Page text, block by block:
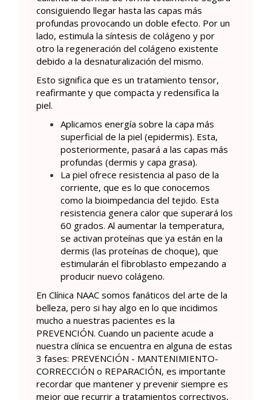
consiguiendo llegar hasta las capas más
profundas provocando un doble efecto. Por un
lado, estimula la síntesis de colágeno y por
otro la regeneración del colágeno existente
debido a la desnaturalización del mismo.
Esto significa que es un tratamiento tensor,
reafirmante y que compacta y redensifica la
piel.
Aplicamos energía sobre la capa más
superficial de la piel (epidermis). Esta,
posteriormente, pasará a las capas más
profundas (dermis y capa grasa).
La piel ofrece resistencia al paso de la
corriente, que es lo que conocemos
como la bioimpedancia del tejido. Esta
resistencia genera calor que superará los
60 grados. Al aumentar la temperatura,
se activan proteínas que ya están en la
dermis (las proteínas de choque), que
estimularán el fibroblasto empezando a
producir nuevo colágeno.
En Clínica NAAC somos fanáticos del arte de la
belleza, pero si hay algo en lo que incidimos
mucho a nuestras pacientes es la
PREVENCIÓN. Cuando un paciente acude a
nuestra clínica se encuentra en alguna de estas
3 fases: PREVENCIÓN - MANTENIMIENTO-
CORRECCIÓN o REPARACIÓN, es importante
recordar que mantener y prevenir siempre es
mejor que recurrir a tratamientos correctivos,